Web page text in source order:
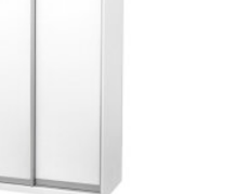
škále dekorativních povrchů.